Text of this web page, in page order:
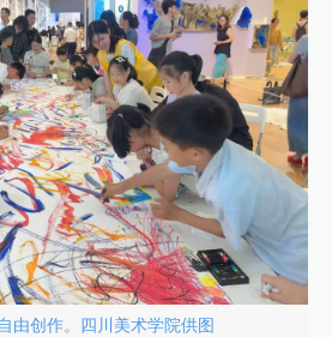
由创作。四川美术学院供图